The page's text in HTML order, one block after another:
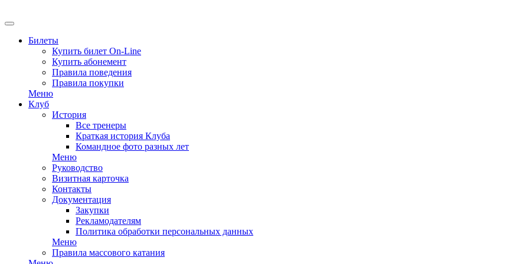
Билеты
Купить билет On-Line
Купить абонемент
Правила поведения
Правила покупки
Меню
Клуб
История
Все тренеры
Краткая история Клуба
Командное фото разных лет
Меню
Руководство
Визитная карточка
Контакты
Документация
Закупки
Рекламодателям
Политика обработки персональных данных
Меню
Правила массового катания